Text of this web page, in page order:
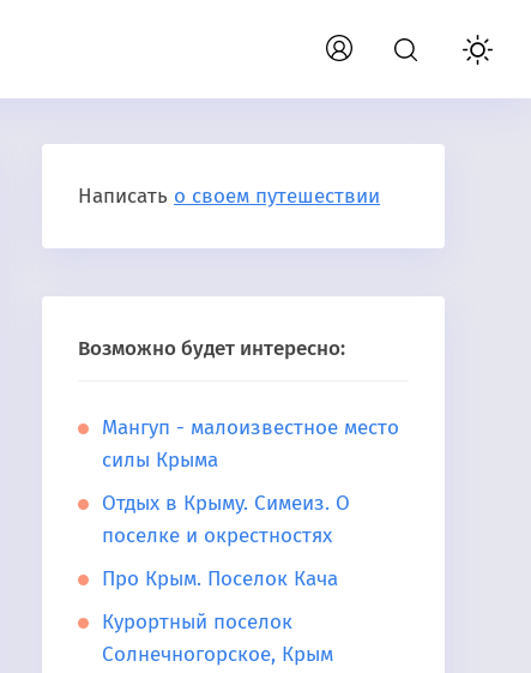
Написать о своем путешествии
Возможно будет интересно:
Мангуп - малоизвестное место
силы Крыма
Отдых в Крыму. Симеиз. О
поселке и окрестностях
Про Крым. Поселок Кача
Курортный поселок
Солнечногорское, Крым